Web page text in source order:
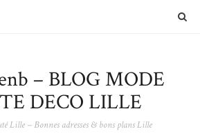
– BLOG MODE
DECO LILLE
Lille – Bonnes adresses & bons plans Lille